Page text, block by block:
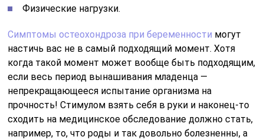
Физические нагрузки.
Симптомы остеохондроза при беременности могут
настичь вас не в самый подходящий момент. Хотя
когда такой момент может вообще быть подходящим,
если весь период вынашивания младенца —
непрекращающееся испытание организма на
прочность! Стимулом взять себя в руки и наконец-то
сходить на медицинское обследование должно стать,
например, то, что роды и так довольно болезненны, а